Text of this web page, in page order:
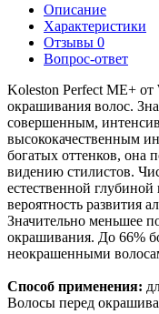
Описание
Характеристики
Отзывы 0
Вопрос-ответ
Koleston Perfect ME+ от
окрашивания волос.
совершенным,
высококачественным
богатых оттенков, она
видению стилистов.
естественной
вероятность развития
Значительно меньшее
окрашивания. До 66%
неокрашенными
Способ применения:
Волосы перед